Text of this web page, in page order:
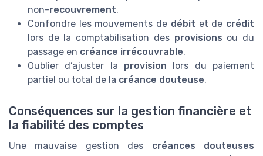
non-recouvrement.
Confondre les mouvements de débit et de crédit
lors de la comptabilisation des provisions ou du
passage en créance irrécouvrable.
Oublier d’ajuster la provision lors du paiement
partiel ou total de la créance douteuse.
Conséquences sur la gestion financière et
la fiabilité des comptes
Une mauvaise gestion des créances douteuses